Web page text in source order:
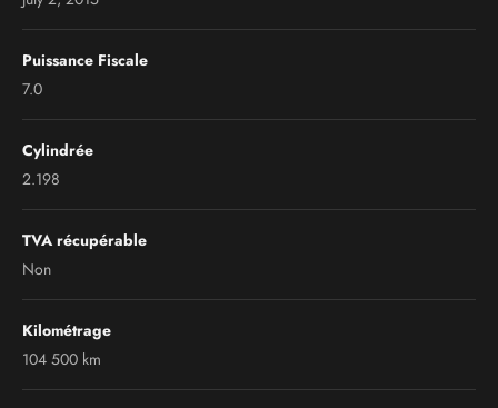
Puissance Fiscale
7.0
Cylindrée
2.198
TVA récupérable
Non
Kilométrage
104 500 km